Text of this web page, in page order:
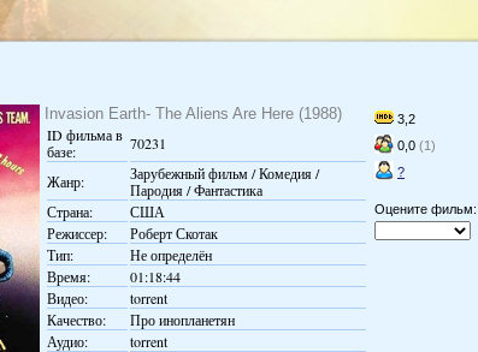
3,2
0,0 (1)
?
Оцените фильм:
Invasion Earth- The Aliens Are Here (1988)
ID фильма в
базе:
70231
Жанр:
Зарубежный фильм / Комедия /
Пародия / Фантастика
Страна:
США
Режиссер:
Роберт Скотак
Тип:
Не определён
Время:
01:18:44
Видео:
torrent
Качество:
Про инопланетян
Аудио:
torrent